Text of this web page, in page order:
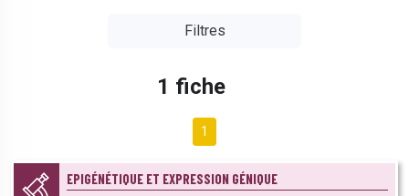
Filtres
1 fiche
1
EPIGÉNÉTIQUE ET EXPRESSION GÉNIQUE